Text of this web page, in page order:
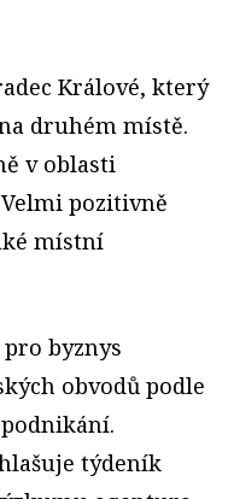
Králové, který
druhém místě.
v oblasti
pozitivně
místní
byznys
obvodů podle
týdeník